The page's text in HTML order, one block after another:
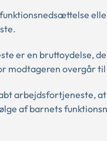
er en bruttoydelse,
modtageren overgår
arbejdsfortjeneste,
af barnets